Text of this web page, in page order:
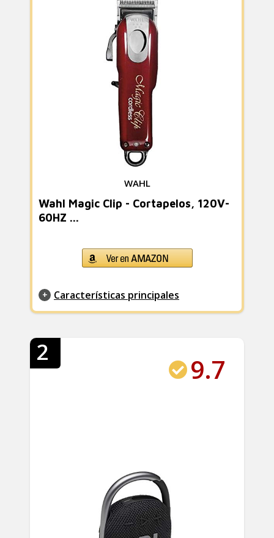
WAHL
Wahl Magic Clip - Cortapelos, 120V-
60HZ ...
Características principales
2
9.7